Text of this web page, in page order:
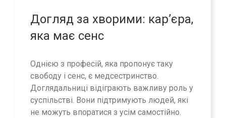
Догляд за хворими: кар’єра,
яка має сенс
Однією з професій, яка пропонує таку
свободу і сенс, є медсестринство.
Доглядальниці відіграють важливу роль у
суспільстві. Вони підтримують людей, які
не можуть впоратися з усім самостійно.